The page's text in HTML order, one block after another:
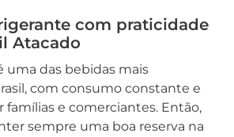
com praticidade
Atacado
uma das bebidas mais
com consumo constante e
famílias e comerciantes. Então,
sempre uma boa reserva na